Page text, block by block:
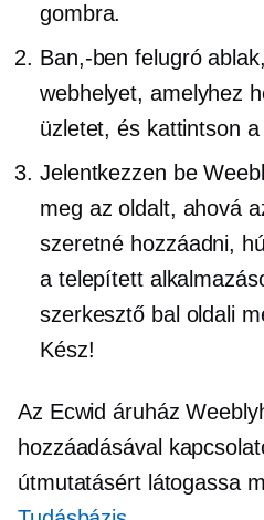
gombra.
Ban,-benfelugró ablak,
webhelyet, amelyhez
üzletet, és kattintson
Jelentkezzen be
meg az oldalt, ahová
szeretné hozzáadni,
a telepített
szerkesztő bal oldali
Kész!
Az Ecwid áruház
hozzáadásával
útmutatásért látogassa